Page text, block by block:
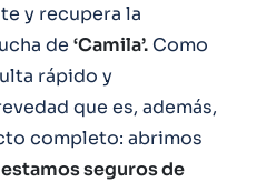
y recupera la
de ‘Camila’. Como
rápido y
que es, además,
completo: abrimos
estamos seguros de